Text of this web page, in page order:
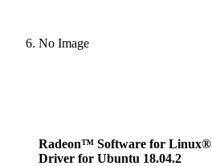
No Image
Radeon™ Software for Linux®
Driver for Ubuntu 18.04.2